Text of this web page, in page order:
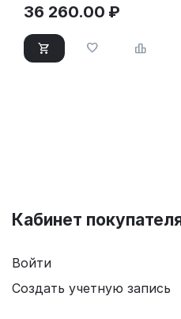
36 260.00 ₽
Кабинет
Войти
Создать учетную запись